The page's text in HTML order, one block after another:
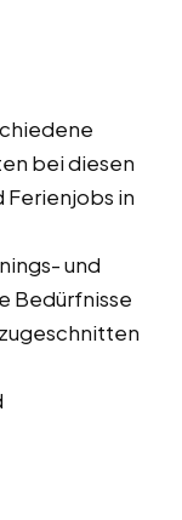
bei diesen
in
und
Bedürfnisse